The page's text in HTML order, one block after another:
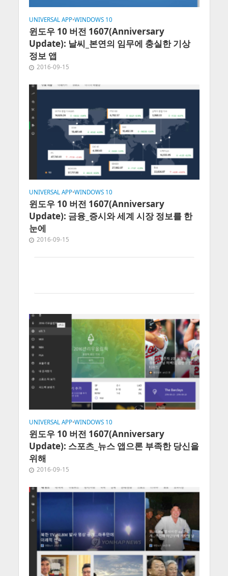
UNIVERSAL APP•WINDOWS 10
윈도우 10 버전 1607(Anniversary
Update): 날씨_본연의 임무에 충실한 기상
정보 앱
2016-09-15
UNIVERSAL APP•WINDOWS 10
윈도우 10 버전 1607(Anniversary
Update): 금융_증시와 세계 시장 정보를 한
눈에
2016-09-15
UNIVERSAL APP•WINDOWS 10
윈도우 10 버전 1607(Anniversary
Update): 스포츠_뉴스 앱으론 부족한 당신을
위해
2016-09-15